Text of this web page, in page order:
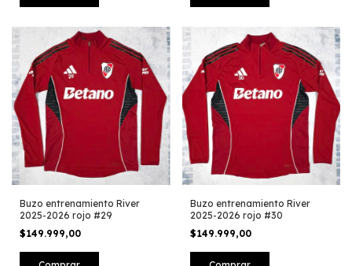
Buzo entrenamiento River
2025-2026 rojo #29
$149.999,00
Buzo entrenamiento River
2025-2026 rojo #30
$149.999,00